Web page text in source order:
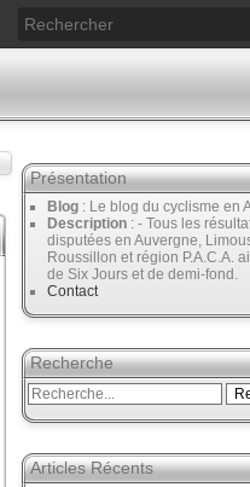
Présentation
Blog : Le blog du cyclisme en
Description : - Tous les
disputées en Auvergne,
Roussillon et région P.A.C.A.
de Six Jours et de demi-fond.
Contact
Recherche
Articles Récents